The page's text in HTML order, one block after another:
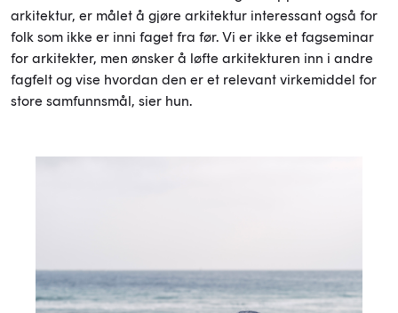
arkitektur, er målet å gjøre arkitektur interessant også for
folk som ikke er inni faget fra før. Vi er ikke et fagseminar
for arkitekter, men ønsker å løfte arkitekturen inn i andre
fagfelt og vise hvordan den er et relevant virkemiddel for
store samfunnsmål, sier hun.